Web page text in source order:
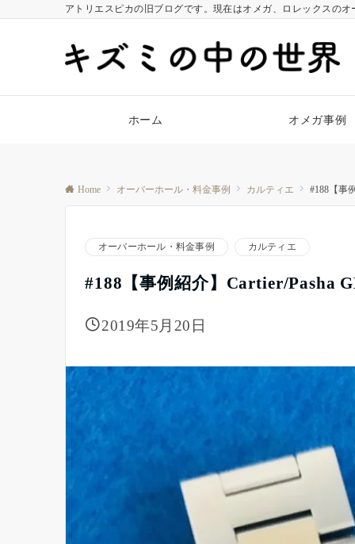
アトリエスピカの旧ブログです。現在はオメガ、ロレックスの
ホーム オメガ事例
Home オーバーホール・料金事例 カルティエ #188【事
オーバーホール・料金事例 カルティエ
#188【事例紹介】Cartier/Pasha
2019年5月20日